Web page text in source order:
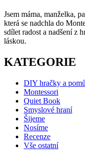
Jsem máma, manželka,
která se nadchla do
sdílet radost a nadšení z
láskou.
KATEGORIE
DIY hračky a
Montessori
Quiet Book
Smyslové hraní
Šijeme
Nosíme
Recenze
Vše ostatní